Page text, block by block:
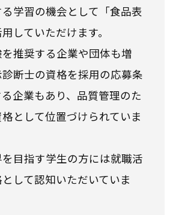
学習の機会として「食品表
していただけます。
推奨する企業や団体も増
断士の資格を採用の応募条
企業もあり、品質管理のた
として位置づけられていま
目指す学生の方には就職活
して認知いただいていま